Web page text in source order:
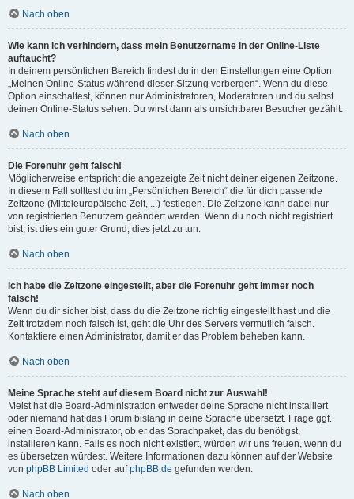
Nach oben
Wie kann ich verhindern, dass mein Benutzername in der Online-Liste
auftaucht?
In deinem persönlichen Bereich findest du in den Einstellungen eine Option
„Meinen Online-Status während dieser Sitzung verbergen“. Wenn du diese
Option einschaltest, können nur Administratoren, Moderatoren und du selbst
deinen Online-Status sehen. Du wirst dann als unsichtbarer Besucher gezählt.
Nach oben
Die Forenuhr geht falsch!
Möglicherweise entspricht die angezeigte Zeit nicht deiner eigenen Zeitzone.
In diesem Fall solltest du im „Persönlichen Bereich“ die für dich passende
Zeitzone (Mitteleuropäische Zeit, ...) festlegen. Die Zeitzone kann dabei nur
von registrierten Benutzern geändert werden. Wenn du noch nicht registriert
bist, ist dies ein guter Grund, dies jetzt zu tun.
Nach oben
Ich habe die Zeitzone eingestellt, aber die Forenuhr geht immer noch
falsch!
Wenn du dir sicher bist, dass du die Zeitzone richtig eingestellt hast und die
Zeit trotzdem noch falsch ist, geht die Uhr des Servers vermutlich falsch.
Kontaktiere einen Administrator, damit er das Problem beheben kann.
Nach oben
Meine Sprache steht auf diesem Board nicht zur Auswahl!
Meist hat die Board-Administration entweder deine Sprache nicht installiert
oder niemand hat das Forum bislang in deine Sprache übersetzt. Frage ggf.
einen Board-Administrator, ob er das Sprachpaket, das du benötigst,
installieren kann. Falls es noch nicht existiert, würden wir uns freuen, wenn du
es übersetzen würdest. Weitere Informationen dazu können auf der Website
von phpBB Limited oder aufphpBB.de gefunden werden.
Nach oben